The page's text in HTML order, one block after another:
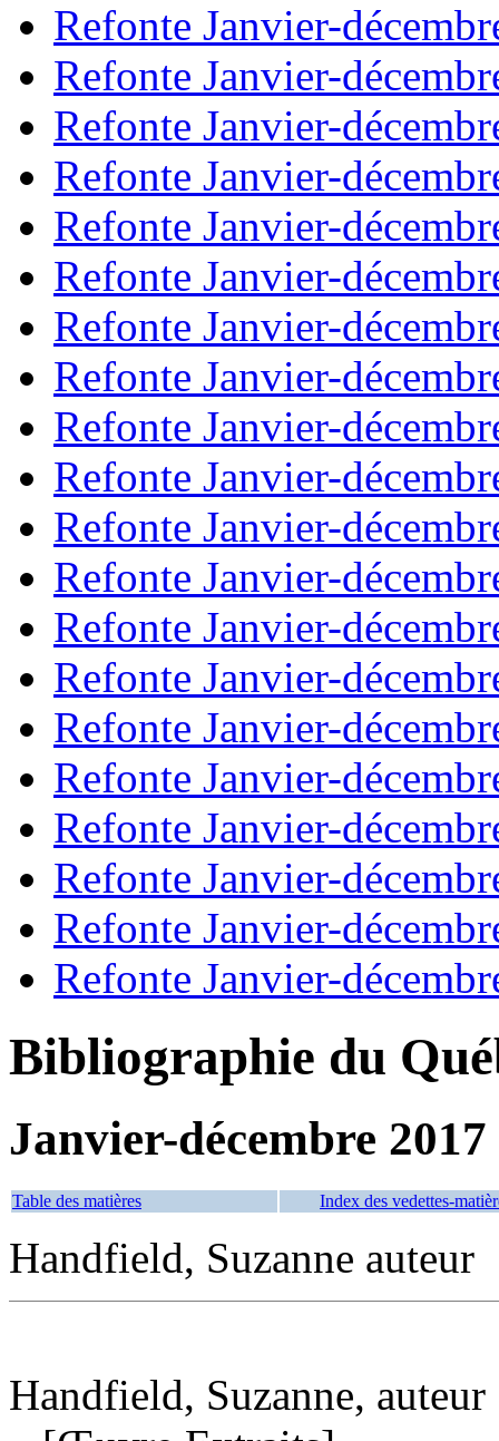
Refonte Janvier-
Refonte Janvier-
Refonte Janvier-
Refonte Janvier-
Refonte Janvier-
Refonte Janvier-
Refonte Janvier-
Refonte Janvier-
Refonte Janvier-
Refonte Janvier-
Refonte Janvier-
Refonte Janvier-
Refonte Janvier-
Refonte Janvier-
Refonte Janvier-
Refonte Janvier-
Refonte Janvier-
Refonte Janvier-
Refonte Janvier-
Refonte Janvier-
Bibliographie du
Janvier-décembre 2017
Table des matières Index des vedettes-
Handfield, Suzanne auteur
Handfield, Suzanne, auteur